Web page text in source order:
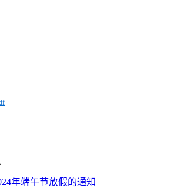
年端午节放假的通知